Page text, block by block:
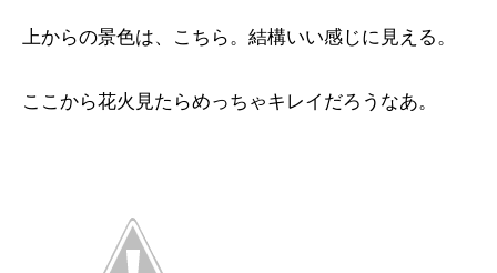
上からの景色は、こちら。結構いい感じに見える。
ここから花火見たらめっちゃキレイだろうなあ。